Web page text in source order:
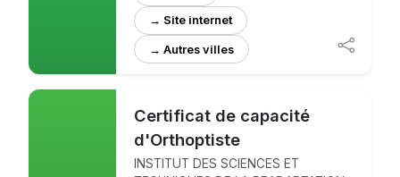
→ Site internet
Certificat de capacité
d'Orthoptiste
INSTITUT DES SCIENCES ET